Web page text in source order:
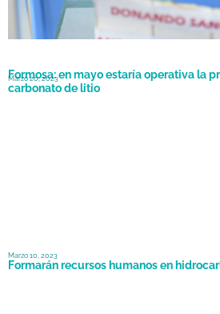
Formosa: en mayo estaría operativa la
carbonato de litio
Marzo 20, 2023
Formarán recursos humanos en
Marzo 10, 2023